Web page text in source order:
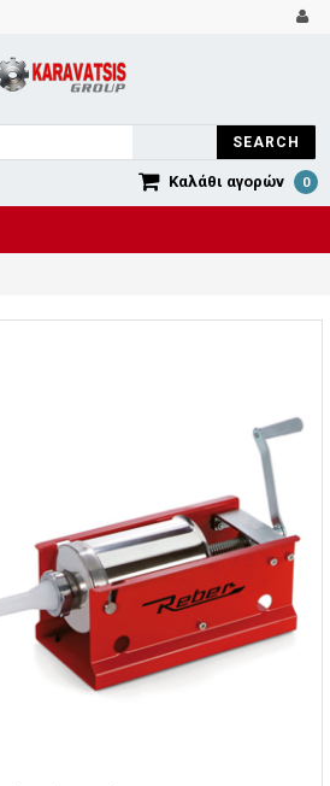
SEARCH
Καλάθι αγορών 0